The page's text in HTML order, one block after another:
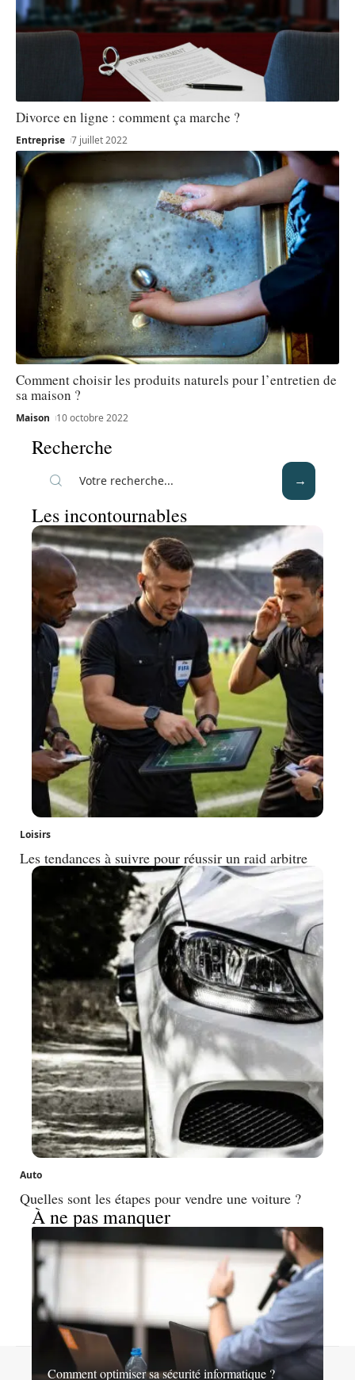
Divorce en ligne : comment ça marche ?
Entreprise 7 juillet 2022
Comment choisir les produits naturels pour l’entretien de
sa maison ?
Maison 10 octobre 2022
Recherche
Les incontournables
Loisirs
Les tendances à suivre pour réussir un raid arbitre
Auto
Quelles sont les étapes pour vendre une voiture ?
À ne pas manquer
Comment optimiser sa sécurité informatique ?
Mentions légales Sitemap